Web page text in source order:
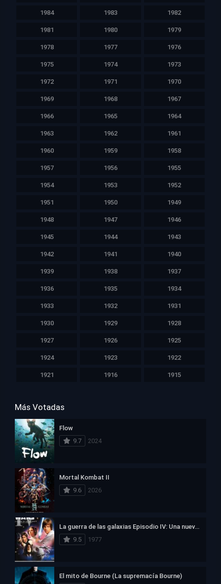
1984 1983 1982
1981 1980 1979
1978 1977 1976
1975 1974 1973
1972 1971 1970
1969 1968 1967
1966 1965 1964
1963 1962 1961
1960 1959 1958
1957 1956 1955
1954 1953 1952
1951 1950 1949
1948 1947 1946
1945 1944 1943
1942 1941 1940
1939 1938 1937
1936 1935 1934
1933 1932 1931
1930 1929 1928
1927 1926 1925
1924 1923 1922
1921 1916 1915
Más Votadas
Flow
9.7
2024
Mortal Kombat II
9.6
2026
La guerra de las galaxias Episodio IV: Una nueva esperanza
9.5
1977
El mito de Bourne (La supremacía Bourne)